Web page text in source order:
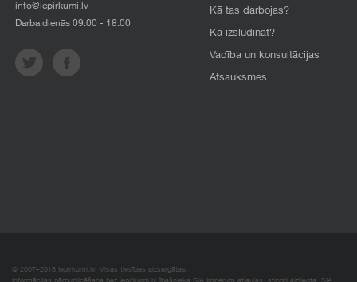
info@iepirkumi.lv
Darba dienās 09:00 - 18:00
Kā tas darbojas?
Kā izsludināt?
Vadība un konsultācijas
Atsauksmes
© 2007–2018 Iepirkumi.lv. Visas tiesības aizsargātas.